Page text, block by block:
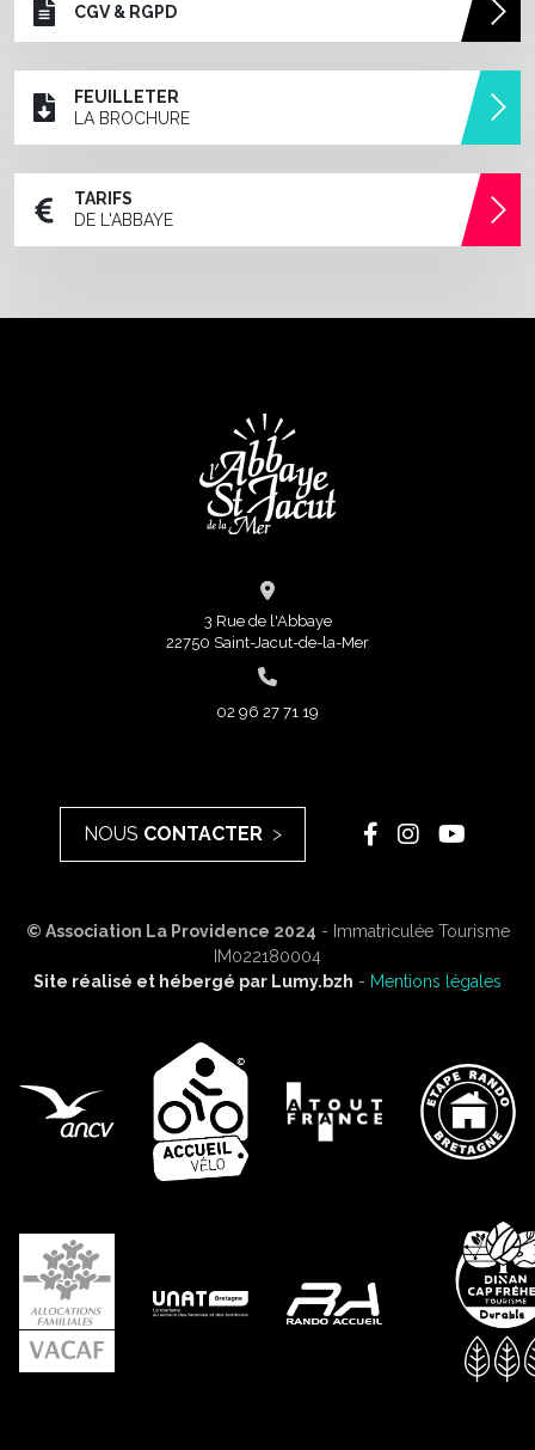
CGV & RGPD
FEUILLETER
LA BROCHURE
TARIFS
DE L'ABBAYE
3 Rue de l'Abbaye
22750 Saint-Jacut-de-la-Mer
02 96 27 71 19
NOUS CONTACTER
© Association La Providence 2024 - Immatriculée Tourisme
IM022180004
Site réalisé et hébergé par Lumy.bzh - Mentions légales